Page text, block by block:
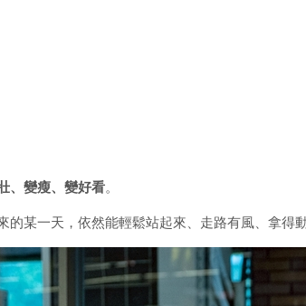
、變瘦、變好看。
某一天，依然能輕鬆站起來、走路有風、拿得